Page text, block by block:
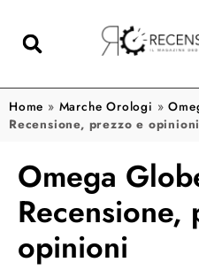
Home » Marche Orologi »
Recensione, prezzo e opinioni
Omega
Recensione,
opinioni